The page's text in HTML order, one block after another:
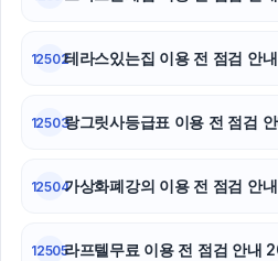
12502테라스있는집 이용 전 점검
12503랑그릿사등급표 이용 전 점검
12504가상화폐강의 이용 전 점검
12505라프텔무료 이용 전 점검 안